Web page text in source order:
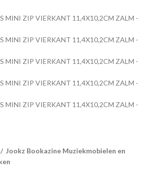
/ Jookz Bookazine Muziekmobielen en